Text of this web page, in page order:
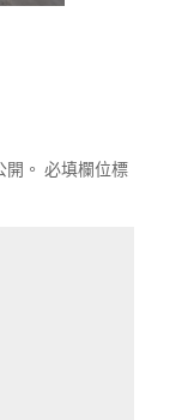
。 必填欄位標